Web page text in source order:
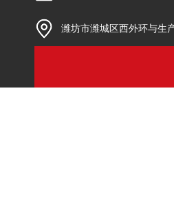
潍坊市潍城区西外环与生